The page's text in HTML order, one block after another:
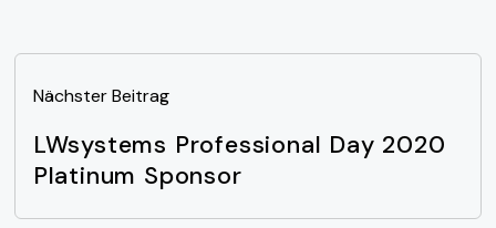
Nächster Beitrag
LWsystems Professional Day 2020
Platinum Sponsor